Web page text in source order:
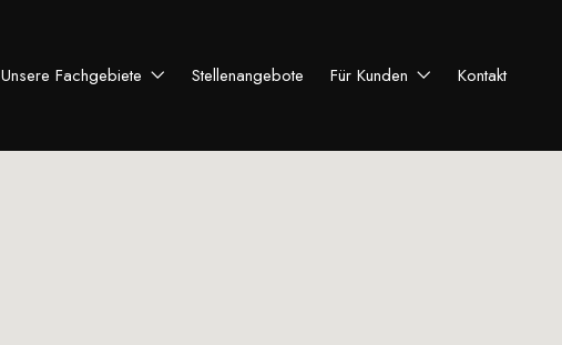
Unsere Fachgebiete Stellenangebote Für Kunden Kontakt